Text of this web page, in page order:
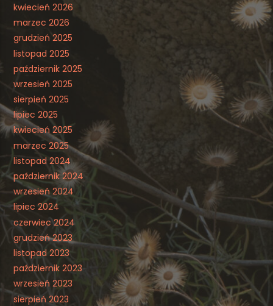
kwiecień 2026
marzec 2026
grudzień 2025
listopad 2025
październik 2025
wrzesień 2025
sierpień 2025
lipiec 2025
kwiecień 2025
marzec 2025
listopad 2024
październik 2024
wrzesień 2024
lipiec 2024
czerwiec 2024
grudzień 2023
listopad 2023
październik 2023
wrzesień 2023
sierpień 2023